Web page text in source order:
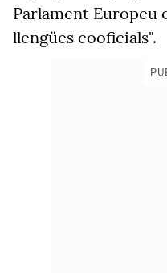
Parlament Europeu
llengües cooficials".